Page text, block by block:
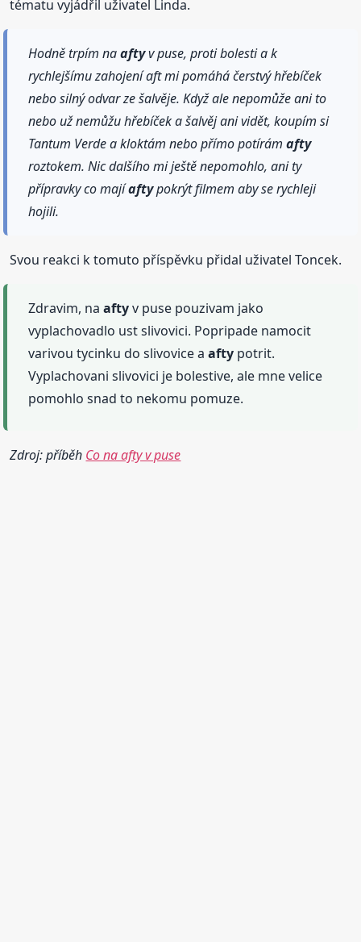
tématu vyjádřil uživatel Linda.
Hodně trpím naaftyv puse, proti bolesti a k
rychlejšímu zahojení aft mi pomáhá čerstvý hřebíček
nebo silný odvar ze šalvěje. Když ale nepomůže ani to
nebo už nemůžu hřebíček a šalvěj ani vidět, koupím si
Tantum Verde a kloktám nebo přímo potírámafty
roztokem. Nic dalšího mi ještě nepomohlo, ani ty
přípravky co majíaftypokrýt filmem aby se rychleji
hojili.
Svou reakci k tomuto příspěvku přidal uživatel Toncek.
Zdravim, naaftyv puse pouzivam jako
vyplachovadlo ust slivovici. Popripade namocit
varivou tycinku do slivovice aafty potrit.
Vyplachovani slivovici je bolestive, ale mne velice
pomohlo snad to nekomu pomuze.
Zdroj: příběh Co na afty v puse